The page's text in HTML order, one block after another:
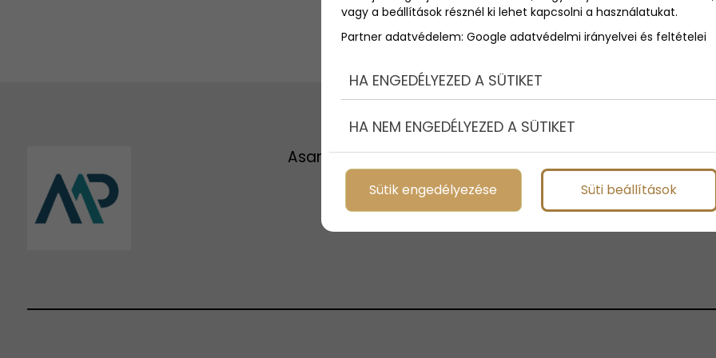
Asan Blog Impresszum
vagy a beállítások résznél ki lehet kapcsolni a használatukat.
Partner adatvédelem: Google adatvédelmi irányelvei és feltételei
HA ENGEDÉLYEZED A SÜTIKET
HA NEM ENGEDÉLYEZED A SÜTIKET
A COOKIE-K SZABÁLYOZÁSA A BÖNGÉSZŐ
BEÁLLÍTÁSAIVAL
Sütik engedélyezése Süti beállítások